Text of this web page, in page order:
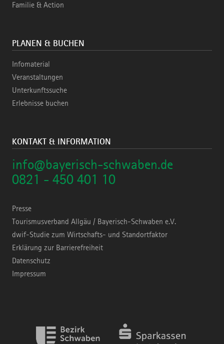
Familie & Action
PLANEN & BUCHEN
Infomaterial
Veranstaltungen
Unterkunftssuche
Erlebnisse buchen
KONTAKT & INFORMATION
info@bayerisch-schwaben.de
0821 - 450 401 10
Presse
Tourismusverband Allgäu / Bayerisch-Schwaben e.V.
dwif-Studie zum Wirtschafts- und Standortfaktor
Erklärung zur Barrierefreiheit
Datenschutz
Impressum